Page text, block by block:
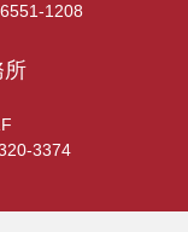
1208
所
3374